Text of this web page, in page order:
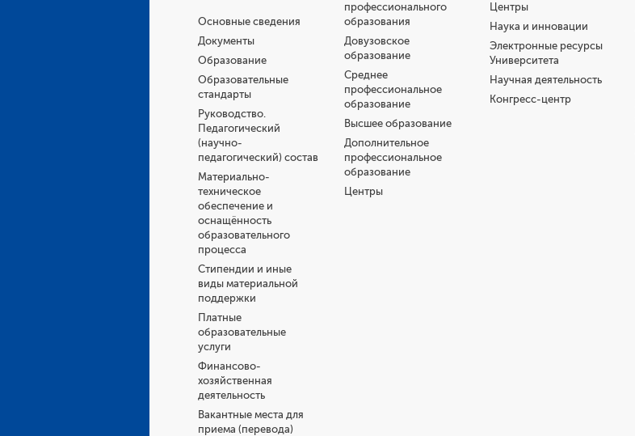
Основные сведения
Документы
Образование
Образовательные
стандарты
Руководство.
Педагогический
(научно-
педагогический) состав
Материально-
техническое
обеспечение и
оснащённость
образовательного
процесса
Стипендии и иные
виды материальной
поддержки
Платные
образовательные
услуги
Финансово-
хозяйственная
деятельность
Вакантные места для
приема (перевода)
профессионального
образования
Довузовское
образование
Среднее
профессиональное
образование
Высшее образование
Дополнительное
профессиональное
образование
Центры
Центры
Наука и инновации
Электронные ресурсы
Университета
Научная деятельность
Конгресс-центр